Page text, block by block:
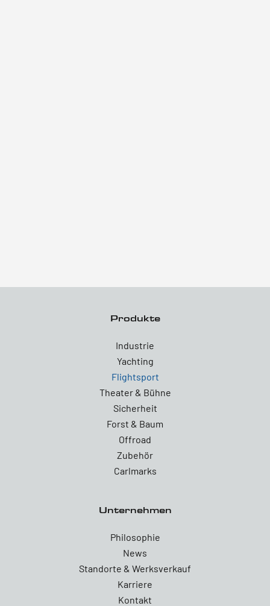
Produkte
Industrie
Yachting
Flightsport
Theater & Bühne
Sicherheit
Forst & Baum
Offroad
Zubehör
Carlmarks
Unternehmen
Philosophie
News
Standorte & Werksverkauf
Karriere
Kontakt